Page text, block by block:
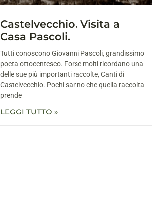
Castelvecchio. Visita a
Casa Pascoli.
Tutti conoscono Giovanni Pascoli, grandissimo
poeta ottocentesco. Forse molti ricordano una
delle sue più importanti raccolte, Canti di
Castelvecchio. Pochi sanno che quella raccolta
prende
LEGGI TUTTO »